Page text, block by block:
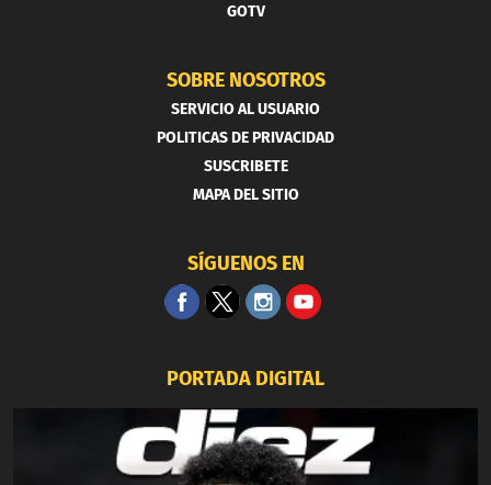
GOTV
SOBRE NOSOTROS
SERVICIO AL USUARIO
POLITICAS DE PRIVACIDAD
SUSCRIBETE
MAPA DEL SITIO
SÍGUENOS EN
PORTADA DIGITAL